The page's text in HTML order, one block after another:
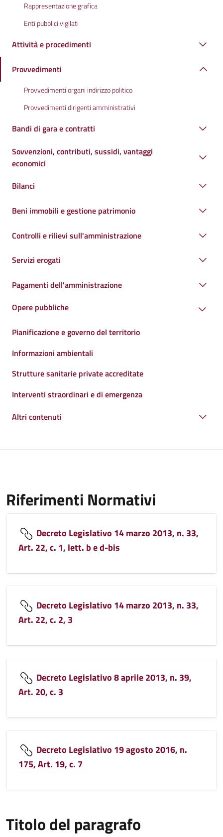
Rappresentazione grafica
Enti pubblici vigilati
Attività e procedimenti
Provvedimenti
Provvedimenti organi indirizzo politico
Provvedimenti dirigenti amministrativi
Bandi di gara e contratti
Sovvenzioni, contributi, sussidi, vantaggi
economici
Bilanci
Beni immobili e gestione patrimonio
Controlli e rilievi sull'amministrazione
Servizi erogati
Pagamenti dell'amministrazione
Opere pubbliche
Pianificazione e governo del territorio
Informazioni ambientali
Strutture sanitarie private accreditate
Interventi straordinari e di emergenza
Altri contenuti
Riferimenti Normativi
Decreto Legislativo 14 marzo 2013, n. 33,
Art. 22, c. 1, lett. b e d-bis
Decreto Legislativo 14 marzo 2013, n. 33,
Art. 22, c. 2, 3
Decreto Legislativo 8 aprile 2013, n. 39,
Art. 20, c. 3
Decreto Legislativo 19 agosto 2016, n.
175, Art. 19, c. 7
Titolo del paragrafo